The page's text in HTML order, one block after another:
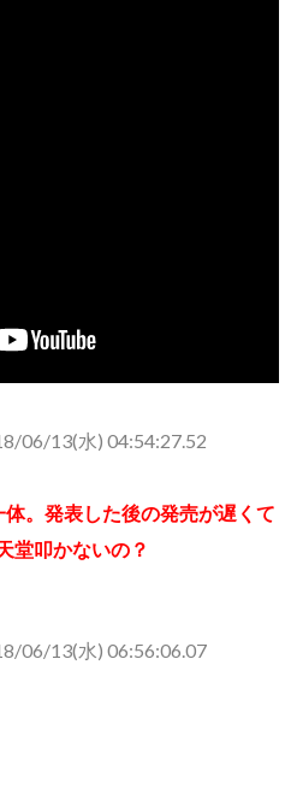
06/13(水) 04:54:27.52
。発表した後の発売が遅くて
堂叩かないの？
06/13(水) 06:56:06.07